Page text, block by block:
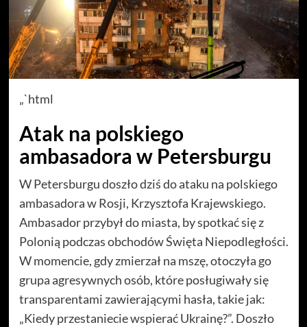
„`html
Atak na polskiego
ambasadora w Petersburgu
W Petersburgu doszło dziś do ataku na polskiego
ambasadora w Rosji, Krzysztofa Krajewskiego.
Ambasador przybył do miasta, by spotkać się z
Polonią podczas obchodów Święta Niepodległości.
W momencie, gdy zmierzał na mszę, otoczyła go
grupa agresywnych osób, które posługiwały się
transparentami zawierającymi hasła, takie jak:
„Kiedy przestaniecie wspierać Ukrainę?”. Doszło